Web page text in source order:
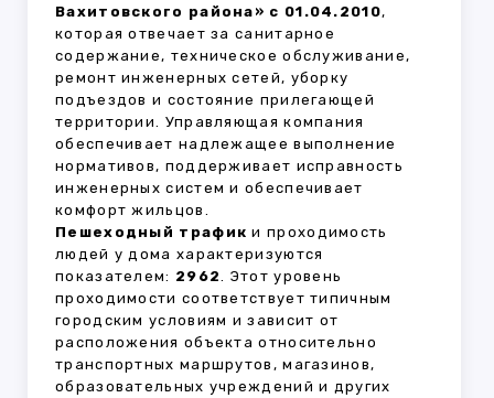
Вахитовского района» с 01.04.2010,
которая отвечает за санитарное
содержание, техническое обслуживание,
ремонт инженерных сетей, уборку
подъездов и состояние прилегающей
территории. Управляющая компания
обеспечивает надлежащее выполнение
нормативов, поддерживает исправность
инженерных систем и обеспечивает
комфорт жильцов.
Пешеходный трафик и проходимость
людей у дома характеризуются
показателем: 2962. Этот уровень
проходимости соответствует типичным
городским условиям и зависит от
расположения объекта относительно
транспортных маршрутов, магазинов,
образовательных учреждений и других